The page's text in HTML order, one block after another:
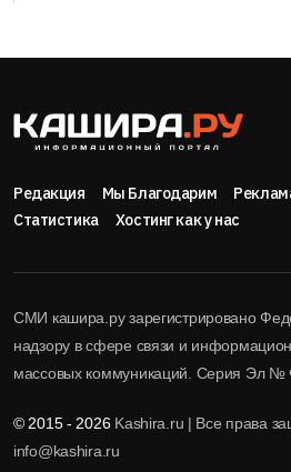
Редакция Мы Благодарим
Статистика
Хостинг как у нас
СМИ кашира.ру зарегистрировано
надзору в сфере связи и
массовых коммуникаций. Серия Эл №
© 2015 - 2026Kashira.ru | Все права
info@kashira.ru